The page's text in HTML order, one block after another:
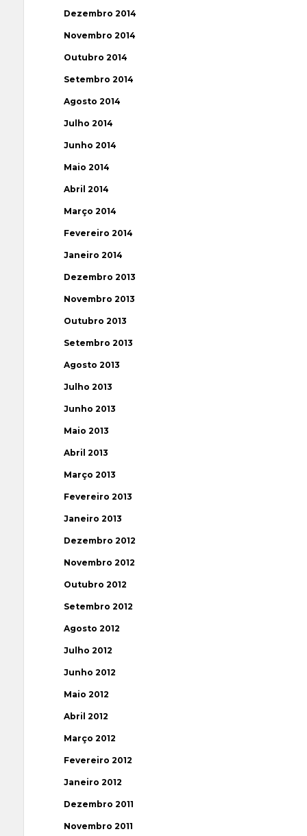
Dezembro 2014
Novembro 2014
Outubro 2014
Setembro 2014
Agosto 2014
Julho 2014
Junho 2014
Maio 2014
Abril 2014
Março 2014
Fevereiro 2014
Janeiro 2014
Dezembro 2013
Novembro 2013
Outubro 2013
Setembro 2013
Agosto 2013
Julho 2013
Junho 2013
Maio 2013
Abril 2013
Março 2013
Fevereiro 2013
Janeiro 2013
Dezembro 2012
Novembro 2012
Outubro 2012
Setembro 2012
Agosto 2012
Julho 2012
Junho 2012
Maio 2012
Abril 2012
Março 2012
Fevereiro 2012
Janeiro 2012
Dezembro 2011
Novembro 2011